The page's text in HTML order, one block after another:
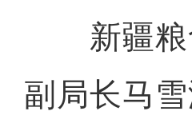
新疆粮
副局长马